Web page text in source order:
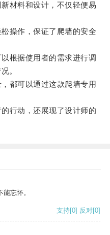
材料和设计，不仅轻便易
操作，保证了爬墙的安全
根据使用者的需求进行调
。
都可以通过这款爬墙专用
行动，还展现了设计师的
忘怀。
支持[0] 反对[0]